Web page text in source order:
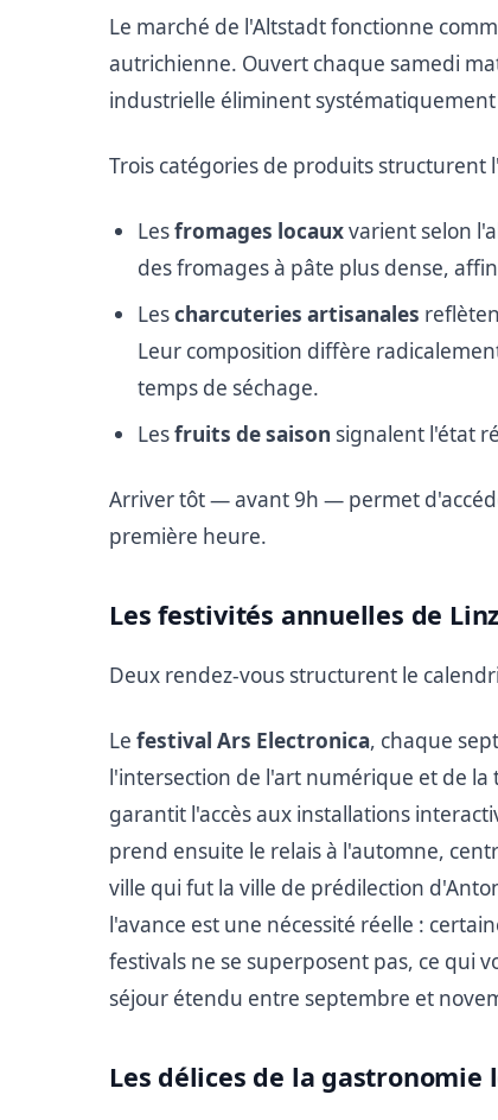
Le marché de l'Altstadt fonctionne
autrichienne. Ouvert chaque samedi
industrielle éliminent
Trois catégories de produits
Lesfromages locauxvarient selon
des fromages à pâte plus dense,
Lescharcuteries artisanales
Leur composition diffère
temps de séchage.
Lesfruits de saison signalent l'état
Arriver tôt — avant 9h — permet
première heure.
Les festivités annuelles de Linz
Deux rendez-vous structurent le
Le festival Ars Electronica, chaque
l'intersection de l'art numérique et de
garantit l'accès aux installations
prend ensuite le relais à l'automne,
ville qui fut la ville de prédilection
l'avance est une nécessité réelle :
festivals ne se superposent pas, ce qui
séjour étendu entre septembre et
Les délices de la gastronomie